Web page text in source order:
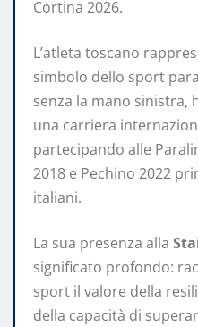
Cortina 2026.
L’atleta toscano
simbolo dello sport
senza la mano sinistra,
una carriera
partecipando alle
2018 e Pechino 2022
italiani.
La sua presenza alla
significato profondo:
sport il valore della
della capacità di